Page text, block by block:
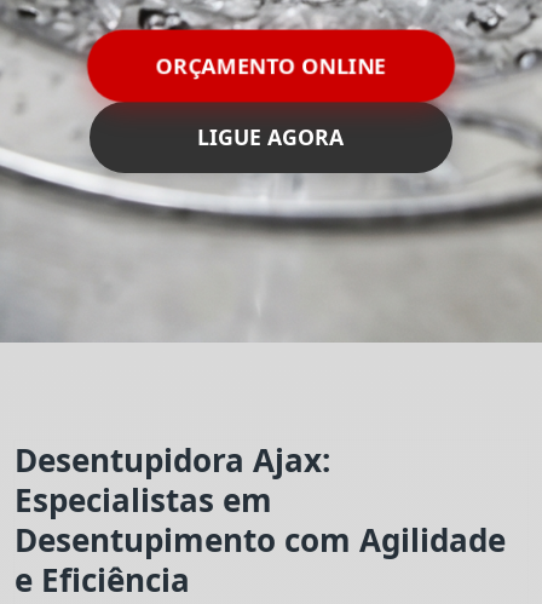
ORÇAMENTO ONLINE
LIGUE AGORA
Desentupidora Ajax:
Especialistas em
Desentupimento com Agilidade
e Eficiência